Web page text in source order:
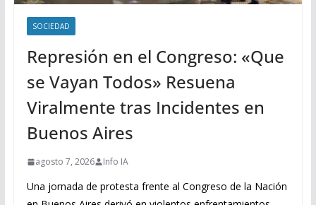
SOCIEDAD
Represión en el Congreso: «Que
se Vayan Todos» Resuena
Viralmente tras Incidentes en
Buenos Aires
agosto 7, 2026 Info IA
Una jornada de protesta frente al Congreso de la Nación